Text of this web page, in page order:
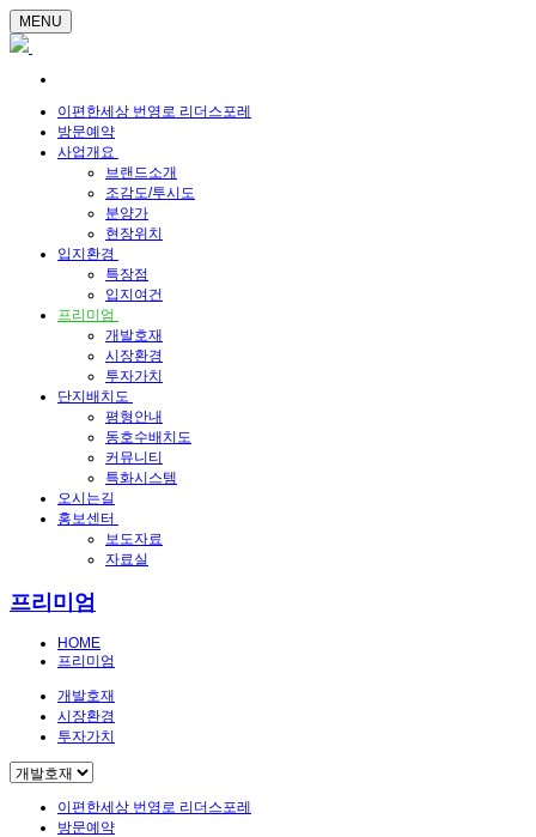
MENU
이편한세상 번영로 리더스포레
방문예약
사업개요
브랜드소개
조감도/투시도
분양가
현장위치
입지환경
특장점
입지여건
프리미엄
개발호재
시장환경
투자가치
단지배치도
평형안내
동호수배치도
커뮤니티
특화시스템
오시는길
홍보센터
보도자료
자료실
프리미엄
HOME
프리미엄
개발호재
시장환경
투자가치
이편한세상 번영로 리더스포레
방문예약